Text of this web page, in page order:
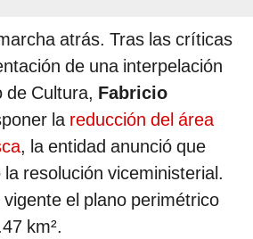
atrás. Tras las críticas
de una interpelación
de Cultura, Fabricio
la reducción del área
, la entidad anunció que
resolución viceministerial.
el plano perimétrico
km².